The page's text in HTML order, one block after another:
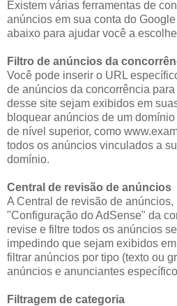
Existem várias ferramentas de
anúncios em sua conta do
abaixo para ajudar você a
Filtro de anúncios da
Você pode inserir o URL
de anúncios da concorrência
desse site sejam exibidos em
bloquear anúncios de um
de nível superior, como
todos os anúncios vinculados a
domínio.
Central de revisão de anúncios
A Central de revisão de
"Configuração do AdSense" da
revise e filtre todos os anúncios
impedindo que sejam exibidos
filtrar anúncios por tipo (texto ou
anúncios e anunciantes
Filtragem de categoria